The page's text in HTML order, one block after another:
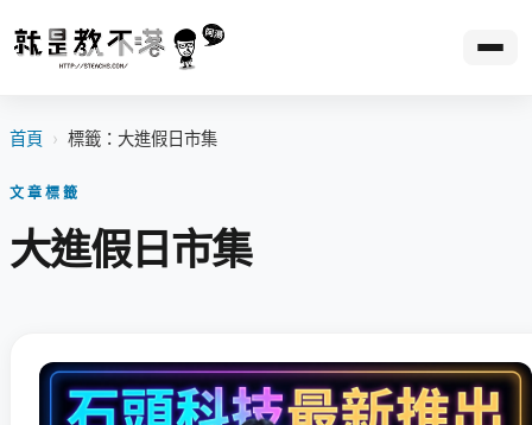
首頁 › 標籤：大進假日市集
文章標籤
大進假日市集